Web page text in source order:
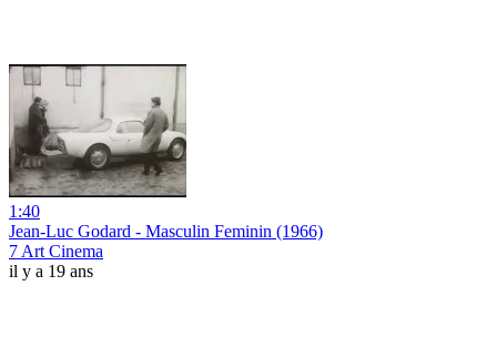
1:40
Jean-Luc Godard - Masculin Feminin (1966)
7 Art Cinema
il y a 19 ans